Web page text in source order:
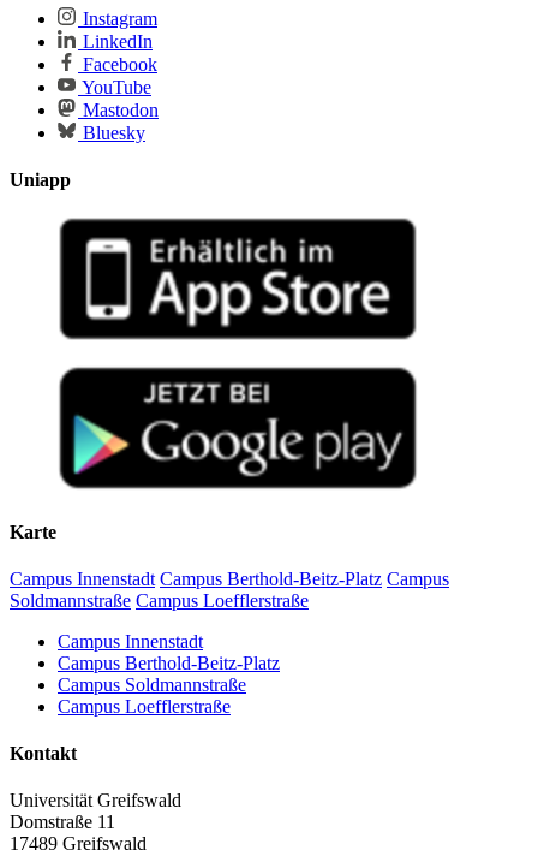
Instagram
LinkedIn
Facebook
YouTube
Mastodon
Bluesky
Uniapp
Karte
Campus Innenstadt Campus Berthold-Beitz-Platz Campus
Soldmannstraße Campus Loefflerstraße
Campus Innenstadt
Campus Berthold-Beitz-Platz
Campus Soldmannstraße
Campus Loefflerstraße
Kontakt
Universität Greifswald
Domstraße 11
17489 Greifswald